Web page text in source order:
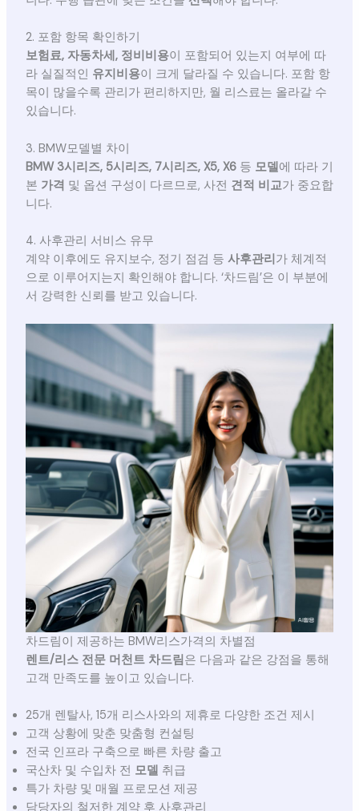
2. 포함 항목 확인하기
보험료, 자동차세, 정비비용이 포함되어 있는지 여부에 따
라 실질적인 유지비용이 크게 달라질 수 있습니다. 포함 항
목이 많을수록 관리가 편리하지만, 월 리스료는 올라갈 수
있습니다.
3. BMW모델별 차이
BMW 3시리즈, 5시리즈, 7시리즈, X5, X6등 모델 에 따라 기
본 가격 및 옵션 구성이 다르므로, 사전 견적 비교가 중요합
니다.
4. 사후관리 서비스 유무
계약 이후에도 유지보수, 정기 점검 등 사후관리 가 체계적
으로 이루어지는지 확인해야 합니다. ‘차드림’은 이 부분에
서 강력한 신뢰를 받고 있습니다.
차드림이 제공하는 BMW리스가격의 차별점
렌트/리스 전문 머천트 차드림 은 다음과 같은 강점을 통해
고객 만족도를 높이고 있습니다.
25개 렌탈사, 15개 리스사와의 제휴로 다양한 조건 제시
고객 상황에 맞춘 맞춤형 컨설팅
전국 인프라 구축으로 빠른 차량 출고
국산차 및 수입차 전 모델 취급
특가 차량 및 매월 프로모션 제공
담당자의 철저한 계약 후 사후관리